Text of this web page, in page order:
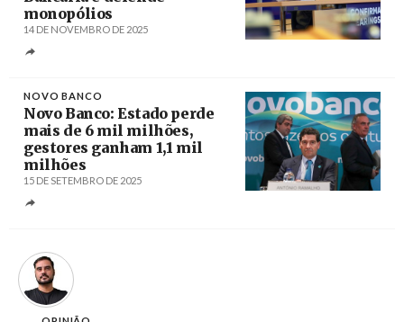
monopólios
14 DE NOVEMBRO DE 2025
NOVO BANCO
Novo Banco: Estado perde
mais de 6 mil milhões,
gestores ganham 1,1 mil
milhões
15 DE SETEMBRO DE 2025